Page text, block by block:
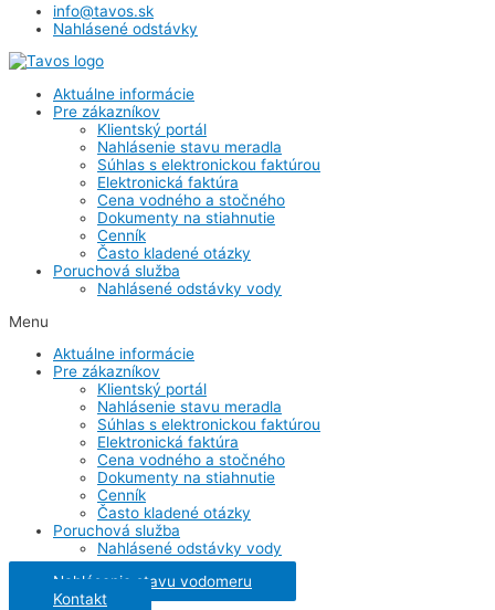
info@tavos.sk
Nahlásené odstávky
Aktuálne informácie
Pre zákazníkov
Klientský portál
Nahlásenie stavu meradla
Súhlas s elektronickou faktúrou
Elektronická faktúra
Cena vodného a stočného
Dokumenty na stiahnutie
Cenník
Často kladené otázky
Poruchová služba
Nahlásené odstávky vody
Menu
Aktuálne informácie
Pre zákazníkov
Klientský portál
Nahlásenie stavu meradla
Súhlas s elektronickou faktúrou
Elektronická faktúra
Cena vodného a stočného
Dokumenty na stiahnutie
Cenník
Často kladené otázky
Poruchová služba
Nahlásené odstávky vody
Nahlásenie stavu vodomeru
Kontakt